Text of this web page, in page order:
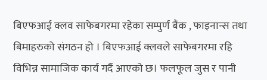
बिएफआई क्लव साफेबगरमा रहेका सम्पुर्ण बैंक , फाइनान्स तथा
बिमाहरुको संगठन हो । बिएफआई क्लवले साफेबगरमा रहि
विभिन्न सामाजिक कार्य गर्दै आएको छ। फलफूल जुस र पानी